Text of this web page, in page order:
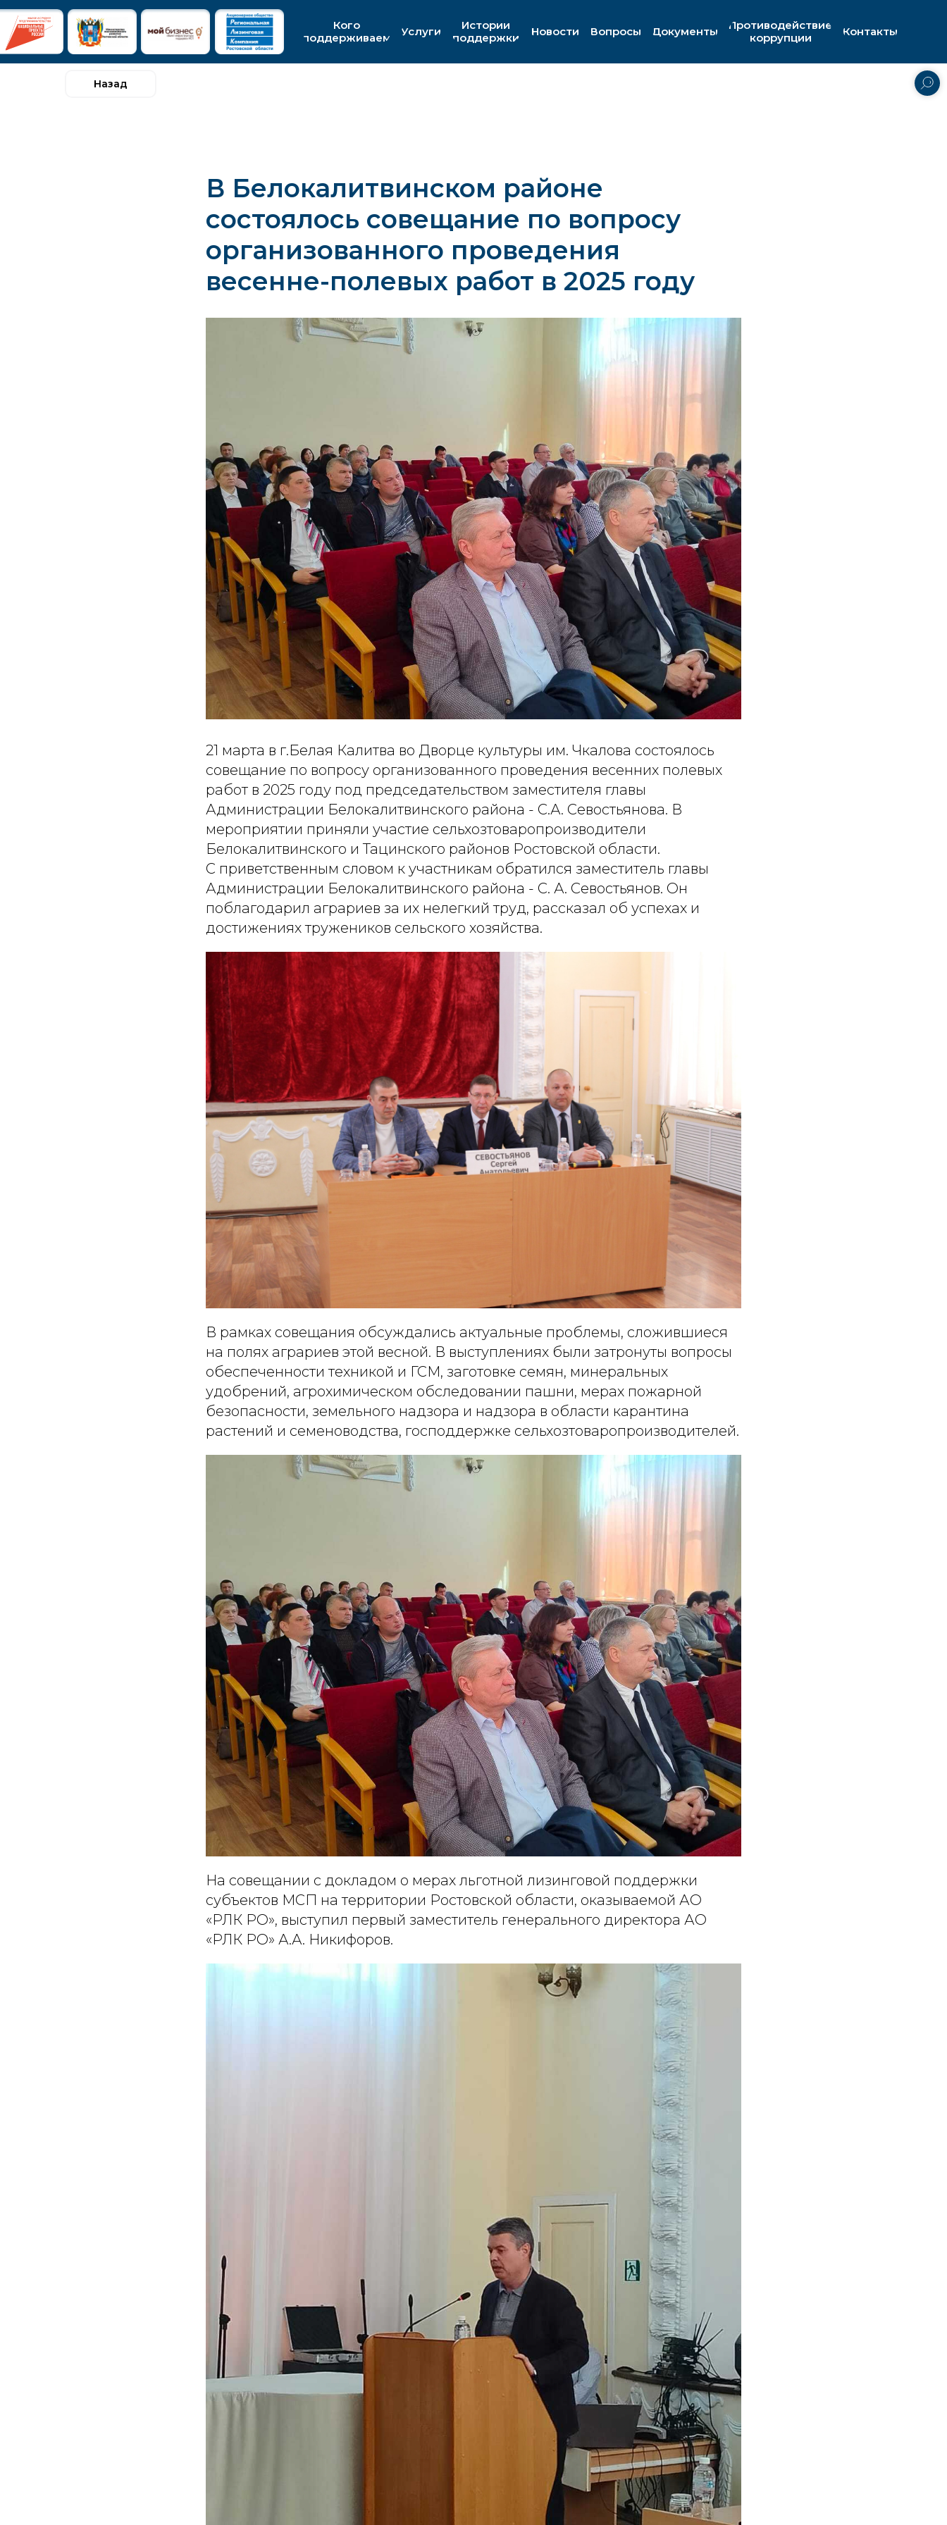
Кого
поддерживаем
Услуги
Истории
поддержки
Вопросы Документы Контакты
Противодействие
коррупции
Новости
Назад
В Белокалитвинском районе
состоялось совещание по вопросу
организованного проведения
весенне-полевых работ в 2025 году
21 марта в г.Белая Калитва во Дворце культуры им. Чкалова состоялось
совещание по вопросу организованного проведения весенних полевых
работ в 2025 году под председательством заместителя главы
Администрации Белокалитвинского района - С.А. Севостьянова. В
мероприятии приняли участие сельхозтоваропроизводители
Белокалитвинского и Тацинского районов Ростовской области.
С приветственным словом к участникам обратился заместитель главы
Администрации Белокалитвинского района - С. А. Севостьянов. Он
поблагодарил аграриев за их нелегкий труд, рассказал об успехах и
достижениях тружеников сельского хозяйства.
В рамках совещания обсуждались актуальные проблемы, сложившиеся
на полях аграриев этой весной. В выступлениях были затронуты вопросы
обеспеченности техникой и ГСМ, заготовке семян, минеральных
удобрений, агрохимическом обследовании пашни, мерах пожарной
безопасности, земельного надзора и надзора в области карантина
растений и семеноводства, господдержке сельхозтоваропроизводителей.
На совещании с докладом о мерах льготной лизинговой поддержки
субъектов МСП на территории Ростовской области, оказываемой АО
«РЛК РО», выступил первый заместитель генерального директора АО
«РЛК РО» А.А. Никифоров.